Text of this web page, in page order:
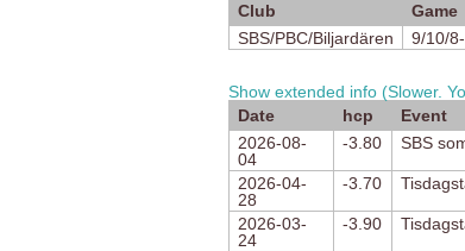
Club
Game
SBS/PBC/Biljardären
9/10/
Show extended info (Slower.
Date
hcp Event
2026-08-
04
-3.80 SBS
2026-04-
28
-3.70
2026-03-
24
-3.90